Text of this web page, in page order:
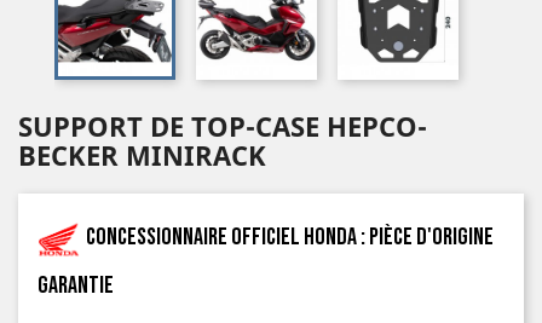
SUPPORT DE TOP-CASE HEPCO-
BECKER MINIRACK
Concessionnaire officiel Honda : pièce d'origine
garantie